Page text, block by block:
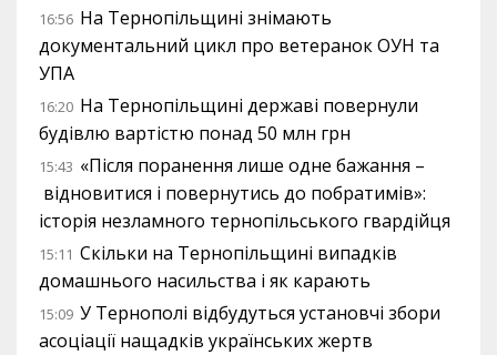
16:56 На Тернопільщині знімають
документальний цикл про ветеранок ОУН та
УПА
16:20 На Тернопільщині державі повернули
будівлю вартістю понад 50 млн грн
15:43 «Після поранення лише одне бажання –
відновитися і повернутись до побратимів»:
історія незламного тернопільського гвардійця
15:11 Скільки на Тернопільщині випадків
домашнього насильства і як карають
15:09 У Тернополі відбудуться установчі збори
асоціації нащадків українських жертв